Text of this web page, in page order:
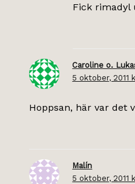
Fick rimadyl
Caroline o.
5 oktober, 2011
Hoppsan, här var det
Malín
5 oktober, 2011